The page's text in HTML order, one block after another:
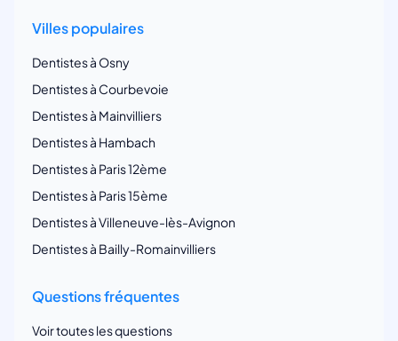
Villes populaires
Dentistes à Osny
Dentistes à Courbevoie
Dentistes à Mainvilliers
Dentistes à Hambach
Dentistes à Paris 12ème
Dentistes à Paris 15ème
Dentistes à Villeneuve-lès-Avignon
Dentistes à Bailly-Romainvilliers
Questions fréquentes
Voir toutes les questions